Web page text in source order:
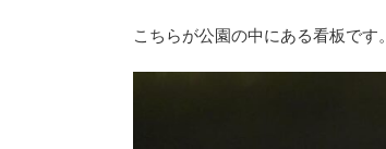
こちらが公園の中にある看板です。